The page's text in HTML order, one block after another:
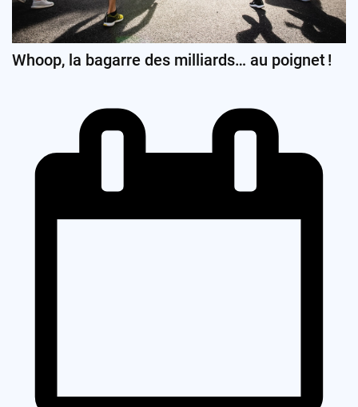
Whoop, la bagarre des milliards… au poignet !